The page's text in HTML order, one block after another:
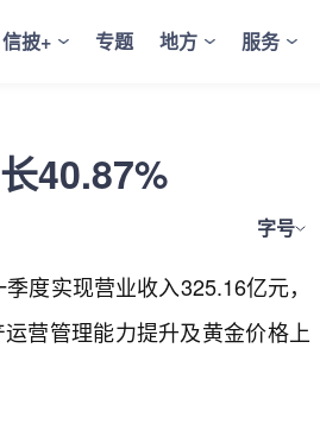
信披+ 专题 地方 服务
40.87%
字号
度实现营业收入325.16亿元，
营管理能力提升及黄金价格上